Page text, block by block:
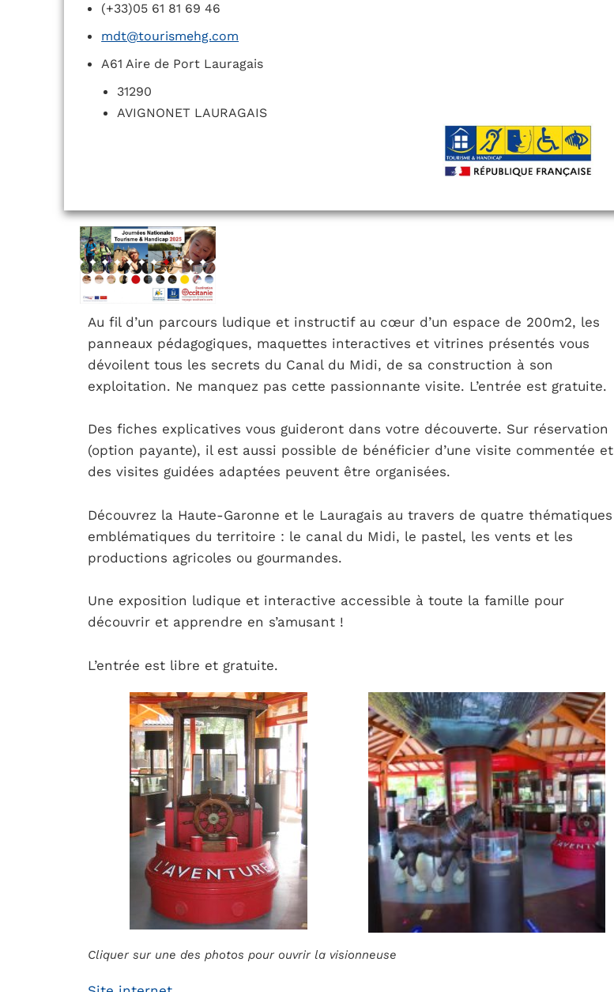
(+33)05 61 81 69 46
mdt@tourismehg.com
A61 Aire de Port Lauragais
31290
AVIGNONET LAURAGAIS
Au fil d’un parcours ludique et instructif au cœur d’un espace de 200m2, les
panneaux pédagogiques, maquettes interactives et vitrines présentés vous
dévoilent tous les secrets du Canal du Midi, de sa construction à son
exploitation. Ne manquez pas cette passionnante visite. L’entrée est gratuite.
Des fiches explicatives vous guideront dans votre découverte. Sur réservation
(option payante), il est aussi possible de bénéficier d’une visite commentée et
des visites guidées adaptées peuvent être organisées.
Découvrez la Haute-Garonne et le Lauragais au travers de quatre thématiques
emblématiques du territoire : le canal du Midi, le pastel, les vents et les
productions agricoles ou gourmandes.
Une exposition ludique et interactive accessible à toute la famille pour
découvrir et apprendre en s’amusant !
L’entrée est libre et gratuite.
Cliquer sur une des photos pour ouvrir la visionneuse